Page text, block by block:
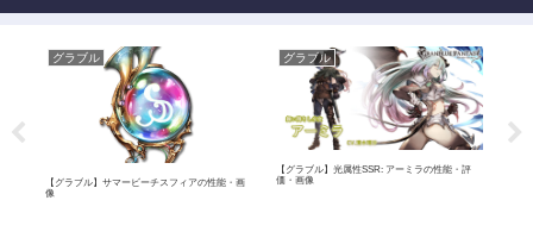
グラブル
【グラブル】サマービーチスフィアの性能・画
像
グラブル
【グラブル】光属性SSR: アーミラの性能・評
価・画像